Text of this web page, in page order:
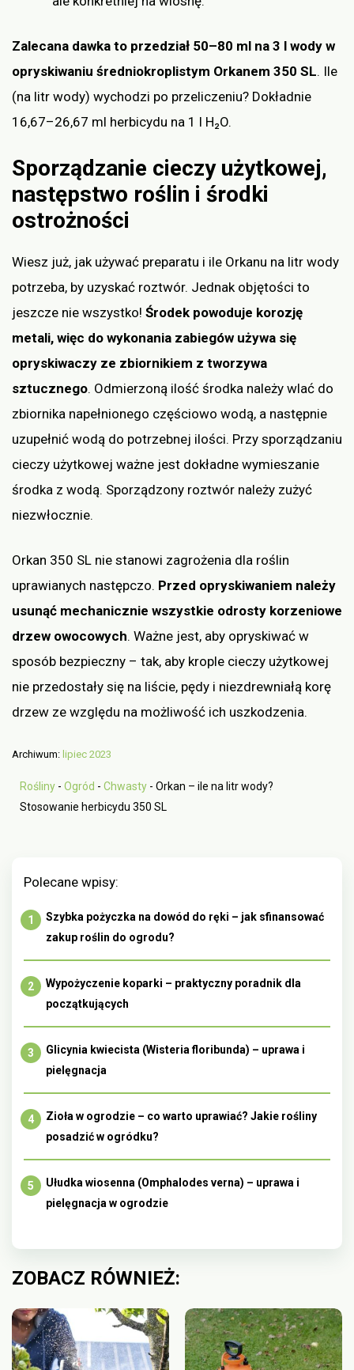
Zalecana dawka to przedział 50–80 ml na 3 l wody w
opryskiwaniu średniokroplistym Orkanem 350 SL. Ile
(na litr wody) wychodzi po przeliczeniu? Dokładnie
16,67–26,67 ml herbicydu na 1 l H₂O.
Sporządzanie cieczy użytkowej,
następstwo roślin i środki
ostrożności
Wiesz już, jak używać preparatu i ile Orkanu na litr wody
potrzeba, by uzyskać roztwór. Jednak objętości to
jeszcze nie wszystko! Środek powoduje korozję
metali, więc do wykonania zabiegów używa się
opryskiwaczy ze zbiornikiem z tworzywa
sztucznego. Odmierzoną ilość środka należy wlać do
zbiornika napełnionego częściowo wodą, a następnie
uzupełnić wodą do potrzebnej ilości. Przy sporządzaniu
cieczy użytkowej ważne jest dokładne wymieszanie
środka z wodą. Sporządzony roztwór należy zużyć
niezwłocznie.
Orkan 350 SL nie stanowi zagrożenia dla roślin
uprawianych następczo. Przed opryskiwaniem należy
usunąć mechanicznie wszystkie odrosty korzeniowe
drzew owocowych. Ważne jest, aby opryskiwać w
sposób bezpieczny – tak, aby krople cieczy użytkowej
nie przedostały się na liście, pędy i niezdrewniałą korę
drzew ze względu na możliwość ich uszkodzenia.
Archiwum: lipiec 2023
Rośliny - Ogród - Chwasty - Orkan – ile na litr wody?
Stosowanie herbicydu 350 SL
Polecane wpisy:
Szybka pożyczka na dowód do ręki – jak sfinansować
zakup roślin do ogrodu?
Wypożyczenie koparki – praktyczny poradnik dla
początkujących
Glicynia kwiecista (Wisteria floribunda) – uprawa i
pielęgnacja
Zioła w ogrodzie – co warto uprawiać? Jakie rośliny
posadzić w ogródku?
Ułudka wiosenna (Omphalodes verna) – uprawa i
pielęgnacja w ogrodzie
ZOBACZ RÓWNIEŻ: